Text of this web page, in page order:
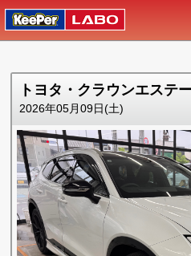
トヨタ・クラウンエス
2026年05月09日(土)